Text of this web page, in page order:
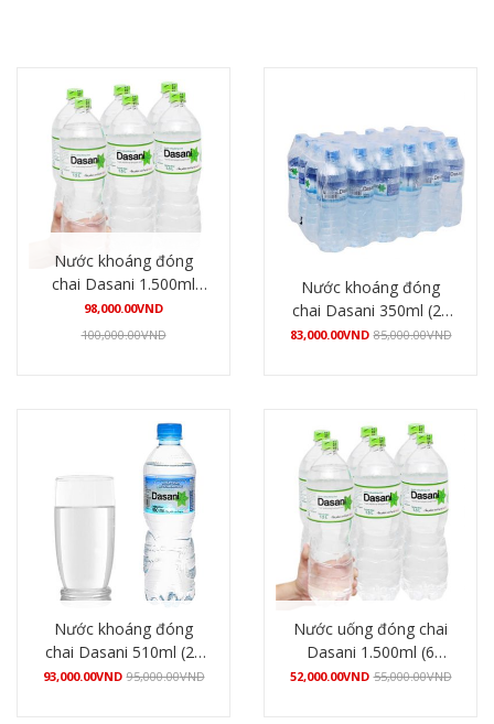
Nước khoáng đóng
chai Dasani 1.500ml
(12 chai/thùng)
98,000.00VND
100,000.00VND
Nước khoáng đóng
chai Dasani 350ml (24
chai/thùng)
83,000.00VND 85,000.00VND
Nước khoáng đóng
chai Dasani 510ml (24
chai/thùng)
93,000.00VND 95,000.00VND
Nước uống đóng chai
Dasani 1.500ml (6
chai/lốc)
52,000.00VND 55,000.00VND